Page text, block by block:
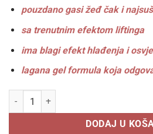
pouzdano gasi žeđ čak i
sa trenutnim efektom liftinga
ima blagi efekt hlađenja i
lagana gel formula koja
AFRODITA MASKA ZA LICE ALOE
DODAJ U